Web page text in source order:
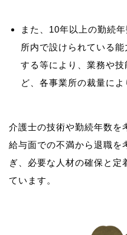
また、10年以上の勤続
所内で設けられている
する等により、業務や
ど、各事業所の裁量によ
介護士の技術や勤続年数を
給与面での不満から退職を
ぎ、必要な人材の確保と定
ています。